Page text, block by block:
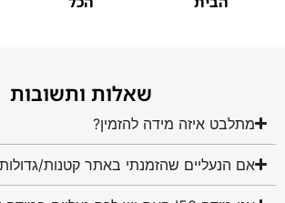
שאלות ותשובות
מתלבט איזה מידה להזמין?
אם הנעליים שהזמנתי באתר קטנות/